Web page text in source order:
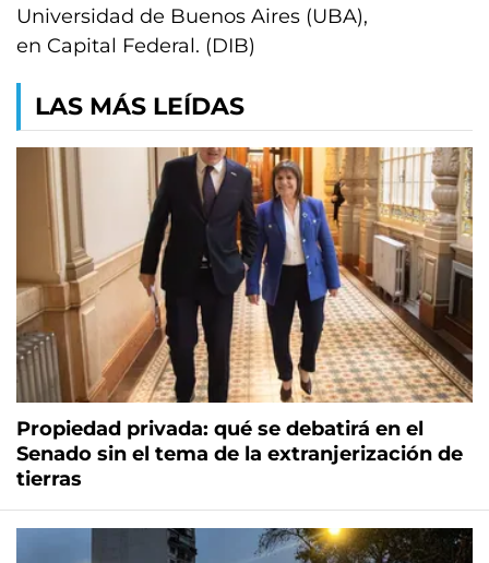
Universidad de Buenos Aires (UBA),
en Capital Federal. (DIB)
LAS MÁS LEÍDAS
Propiedad privada: qué se debatirá en el
Senado sin el tema de la extranjerización de
tierras